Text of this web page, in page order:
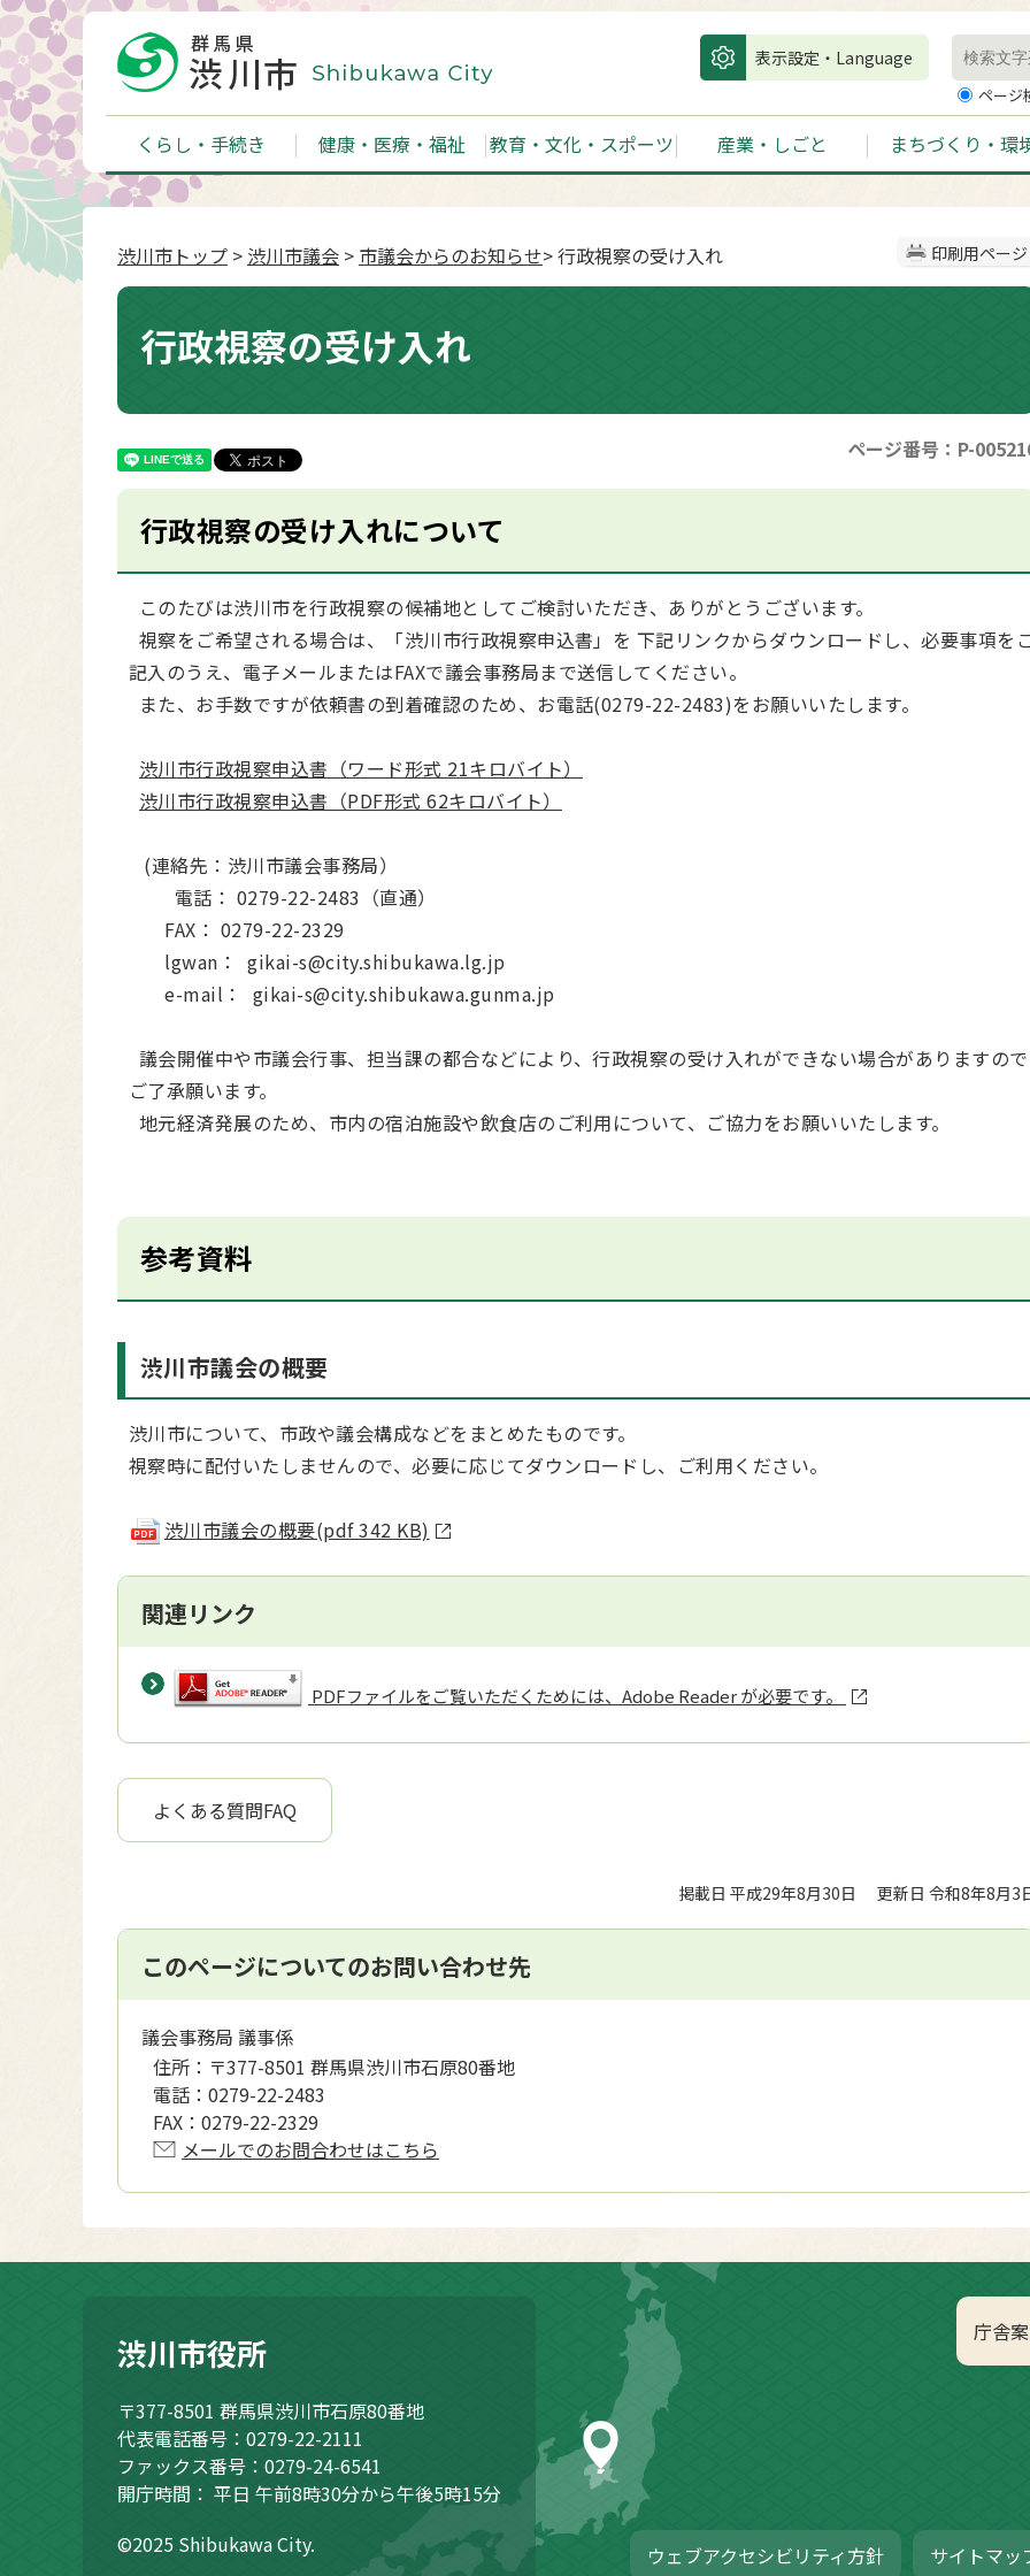
表示設定・Language
ページ
くらし・手続き 健康・医療・福祉 教育・文化・スポーツ 産業・しごと まちづくり・環
印刷用ページ
渋川市トップ > 渋川市議会 > 市議会からのお知らせ> 行政視察の受け入れ
行政視察の受け入れ
ページ番号：P-
行政視察の受け入れについて
このたびは渋川市を行政視察の候補地としてご検討いただき、ありがとうございます。
視察をご希望される場合は、「渋川市行政視察申込書」を 下記リンクからダウンロードし、必要事項を
記入のうえ、電子メールまたはFAXで議会事務局まで送信してください。
また、お手数ですが依頼書の到着確認のため、お電話(0279-22-2483)をお願いいたします。
渋川市行政視察申込書（ワード形式 21キロバイト）
渋川市行政視察申込書（PDF形式 62キロバイト）
(連絡先：渋川市議会事務局）
電話： 0279-22-2483（直通）
FAX： 0279-22-2329
lgwan： gikai-s@city.shibukawa.lg.jp
e-mail： gikai-s@city.shibukawa.gunma.jp
議会開催中や市議会行事、担当課の都合などにより、行政視察の受け入れができない場合がありますので
ご了承願います。
地元経済発展のため、市内の宿泊施設や飲食店のご利用について、ご協力をお願いいたします。
参考資料
渋川市議会の概要
渋川市について、市政や議会構成などをまとめたものです。
視察時に配付いたしませんので、必要に応じてダウンロードし、ご利用ください。
渋川市議会の概要(pdf 342 KB)
関連リンク
PDFファイルをご覧いただくためには、Adobe Reader が必要です。
よくある質問FAQ
掲載日 平成29年8月30日 更新日 令和8年8月3
このページについてのお問い合わせ先
議会事務局 議事係
住所： 〒377-8501 群馬県渋川市石原80番地
電話： 0279-22-2483
FAX： 0279-22-2329
メールでのお問合わせはこちら
庁舎
ウェブアクセシビリティ方針 サイトマッ
渋川市役所
〒377-8501 群馬県渋川市石原80番地
代表電話番号：0279-22-2111
ファックス番号：0279-24-6541
開庁時間： 平日 午前8時30分から午後5時15分
©2025 Shibukawa City.